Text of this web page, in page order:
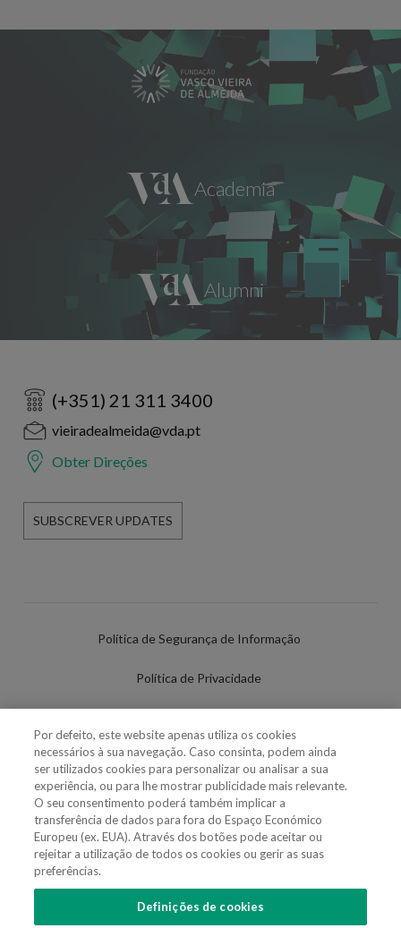
(+351) 21 311 3400
vieiradealmeida@vda.pt
Obter Direções
SUBSCREVER UPDATES
Política de Segurança de Informação
Política de Privacidade
Política de Cookies
Definições de cookies
Uso Fraudulento Nome/Marca
Por defeito, este website apenas utiliza os cookies
necessários à sua navegação. Caso consinta, podem ainda
ser utilizados cookies para personalizar ou analisar a sua
experiência, ou para lhe mostrar publicidade mais relevante.
O seu consentimento poderá também implicar a
transferência de dados para fora do Espaço Económico
Europeu (ex. EUA). Através dos botões pode aceitar ou
rejeitar a utilização de todos os cookies ou gerir as suas
preferências.
Definições de cookies